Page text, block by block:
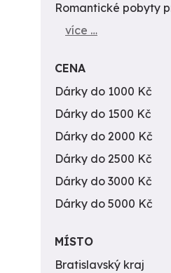
Romantické pobyty
více …
CENA
Dárky do 1000 Kč
Dárky do 1500 Kč
Dárky do 2000 Kč
Dárky do 2500 Kč
Dárky do 3000 Kč
Dárky do 5000 Kč
MÍSTO
Bratislavský kraj